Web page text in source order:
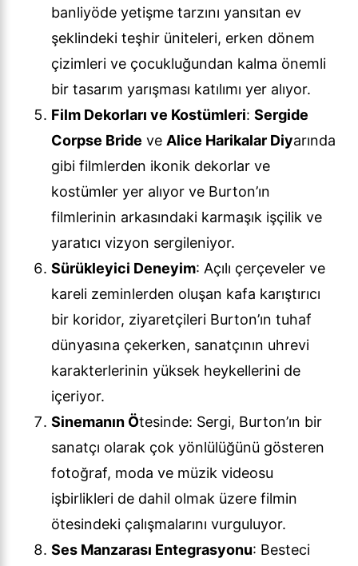
banliyöde yetişme tarzını yansıtan ev
şeklindeki teşhir üniteleri, erken dönem
çizimleri ve çocukluğundan kalma önemli
bir tasarım yarışması katılımı yer alıyor.
Film Dekorları ve Kostümleri: Sergide
Corpse Bride ve Alice Harikalar Diyarında
gibi filmlerden ikonik dekorlar ve
kostümler yer alıyor ve Burton’ın
filmlerinin arkasındaki karmaşık işçilik ve
yaratıcı vizyon sergileniyor.
Sürükleyici Deneyim: Açılı çerçeveler ve
kareli zeminlerden oluşan kafa karıştırıcı
bir koridor, ziyaretçileri Burton’ın tuhaf
dünyasına çekerken, sanatçının uhrevi
karakterlerinin yüksek heykellerini de
içeriyor.
Sinemanın Ötesinde: Sergi, Burton’ın bir
sanatçı olarak çok yönlülüğünü gösteren
fotoğraf, moda ve müzik videosu
işbirlikleri de dahil olmak üzere filmin
ötesindeki çalışmalarını vurguluyor.
Ses Manzarası Entegrasyonu: Besteci